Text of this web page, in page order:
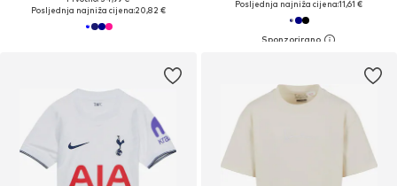
Posljednja najniža cijena:20,82 €
Posljednja najniža cijena:11,61 €